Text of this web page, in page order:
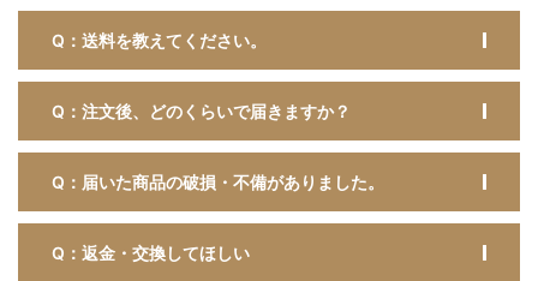
Q：送料を教えてください。
Q：注文後、どのくらいで届きますか？
Q：届いた商品の破損・不備がありました。
Q：返金・交換してほしい